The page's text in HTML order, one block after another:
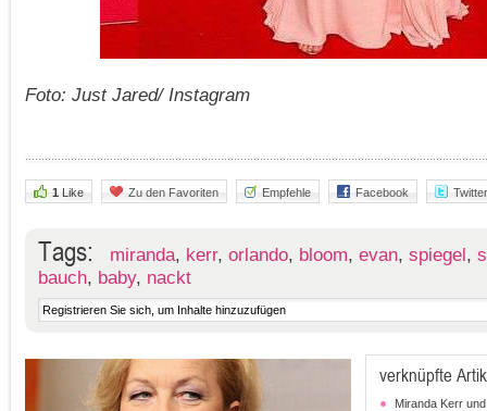
Foto: Just Jared/ Instagram
1Like Zu den Favoriten Empfehle Facebook Twitter
Tags: miranda, kerr, orlando, bloom, evan, spiegel,
bauch, baby, nackt
verknüpfte
Miranda Kerr